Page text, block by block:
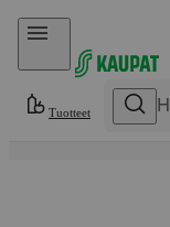
Hyppää sisältöön
Tuotteet